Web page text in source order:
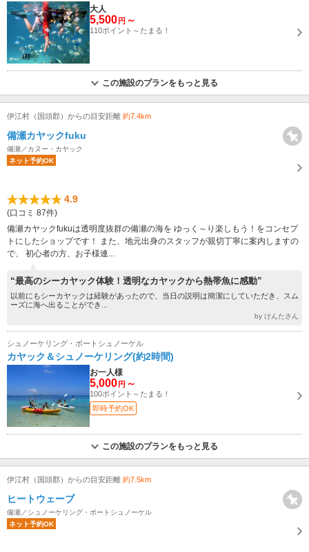
大人
5,500 円 ～
110ポイント～たまる！
この施設のプランをもっと見る
伊江村（国頭郡）からの目安距離 約7.4km
備瀬カヤックfuku
備瀬／カヌー・カヤック
ネット予約OK
4.9
(口コミ 87件)
備瀬カヤックfukuは透明度抜群の備瀬の海を ゆっく～り楽しもう！をコンセプ
トにしたショップです！ また、地元出身のスタッフが親切丁寧に案内しますの
で、 初心者の方、お子様連...
“最高のシーカヤック体験！透明なカヤックから熱帯魚に感動”
以前にもシーカヤックは経験があったので、当日の説明は簡潔にしていただき、スム
ーズに海へ出ることができ...
by けんたさん
シュノーケリング・ボートシュノーケル
カヤック＆シュノーケリング(約2時間)
お一人様
5,000 円 ～
100ポイント～たまる！
即時予約OK
この施設のプランをもっと見る
伊江村（国頭郡）からの目安距離 約7.5km
ヒートウェーブ
備瀬／シュノーケリング・ボートシュノーケル
ネット予約OK